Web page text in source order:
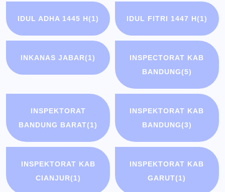
IDUL ADHA 1445 H(1) IDUL FITRI 1447 H(1)
INKANAS JABAR(1)
INSPECTORAT KAB
BANDUNG(5)
INSPEKTORAT
BANDUNG BARAT(1)
INSPEKTORAT KAB
BANDUNG(3)
INSPEKTORAT KAB
CIANJUR(1)
INSPEKTORAT KAB
GARUT(1)